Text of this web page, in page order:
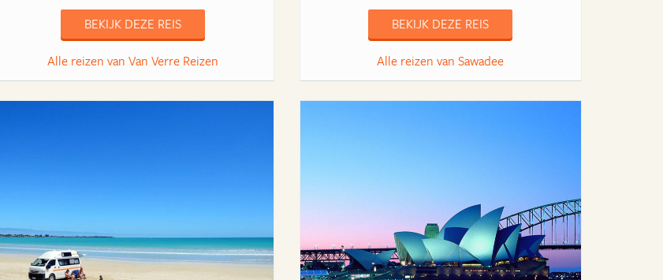
BEKIJK DEZE REIS
Alle reizen van Van Verre Reizen
BEKIJK DEZE REIS
Alle reizen van Sawadee